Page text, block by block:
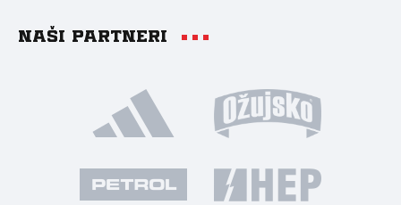
Naši partneri